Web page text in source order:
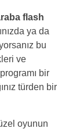
flash
ya da
bu
ve
bir
türden bir
oyunun